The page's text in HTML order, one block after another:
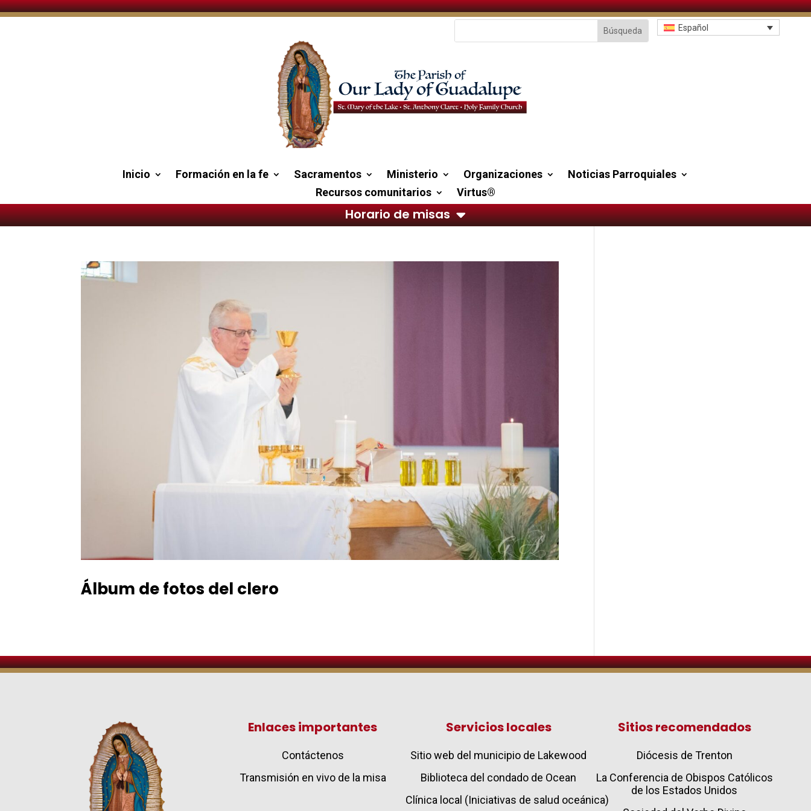
Español
Inicio Formación en la fe Sacramentos Ministerio Organizaciones
Noticias Parroquiales
Recursos comunitarios
Virtus®
Horario de misas
Álbum de fotos del clero
Enlaces importantes
Contáctenos
Transmisión en vivo de la misa
Servicios locales
Sitio web del municipio de Lakewood
Biblioteca del condado de Ocean
Clínica local (Iniciativas de salud oceánica)
Sitios recomendados
Diócesis de Trenton
La Conferencia de Obispos Católicos
de los Estados Unidos